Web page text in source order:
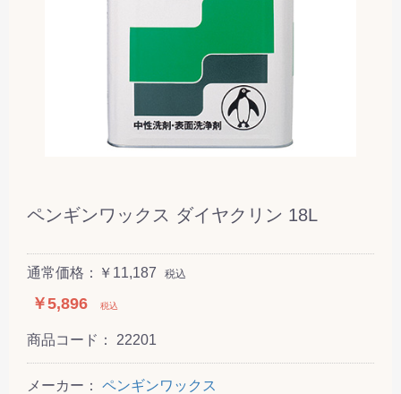
ペンギンワックス ダイヤクリン 18L
通常価格：￥11,187 税込
￥5,896 税込
商品コード： 22201
メーカー： ペンギンワックス